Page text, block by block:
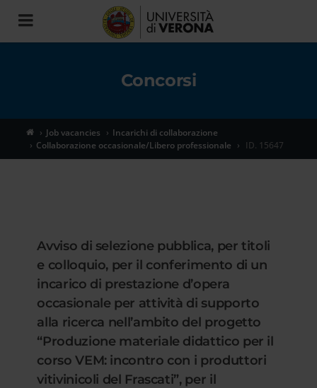
Toggle
navigation
Concorsi
Job vacancies
Incarichi di collaborazione
Collaborazione occasionale/Libero professionale
ID. 15647
Avviso di selezione pubblica, per titoli
e colloquio, per il conferimento di un
incarico di prestazione d’opera
occasionale per attività di supporto
alla ricerca nell’ambito del progetto
“Produzione materiale didattico per il
corso VEM: incontro con i produttori
vitivinicoli del Frascati”, per il